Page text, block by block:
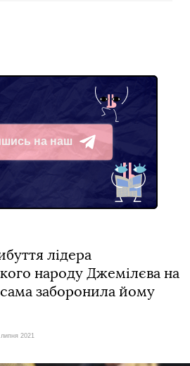
на наш
лідера
народу Джемілєва на
заборонила йому
2021